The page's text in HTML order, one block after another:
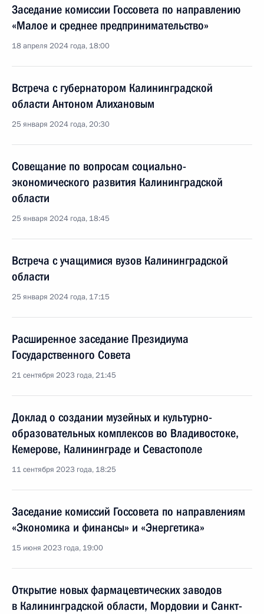
Заседание комиссии Госсовета по направлению
«Малое и среднее предпринимательство»
18 апреля 2024 года, 18:00
Встреча с губернатором Калининградской
области Антоном Алихановым
25 января 2024 года, 20:30
Совещание по вопросам социально-
экономического развития Калининградской
области
25 января 2024 года, 18:45
Встреча с учащимися вузов Калининградской
области
25 января 2024 года, 17:15
Расширенное заседание Президиума
Государственного Совета
21 сентября 2023 года, 21:45
Доклад о создании музейных и культурно-
образовательных комплексов во Владивостоке,
Кемерове, Калининграде и Севастополе
11 сентября 2023 года, 18:25
Заседание комиссий Госсовета по направлениям
«Экономика и финансы» и «Энергетика»
15 июня 2023 года, 19:00
Открытие новых фармацевтических заводов
в Калининградской области, Мордовии и Санкт-